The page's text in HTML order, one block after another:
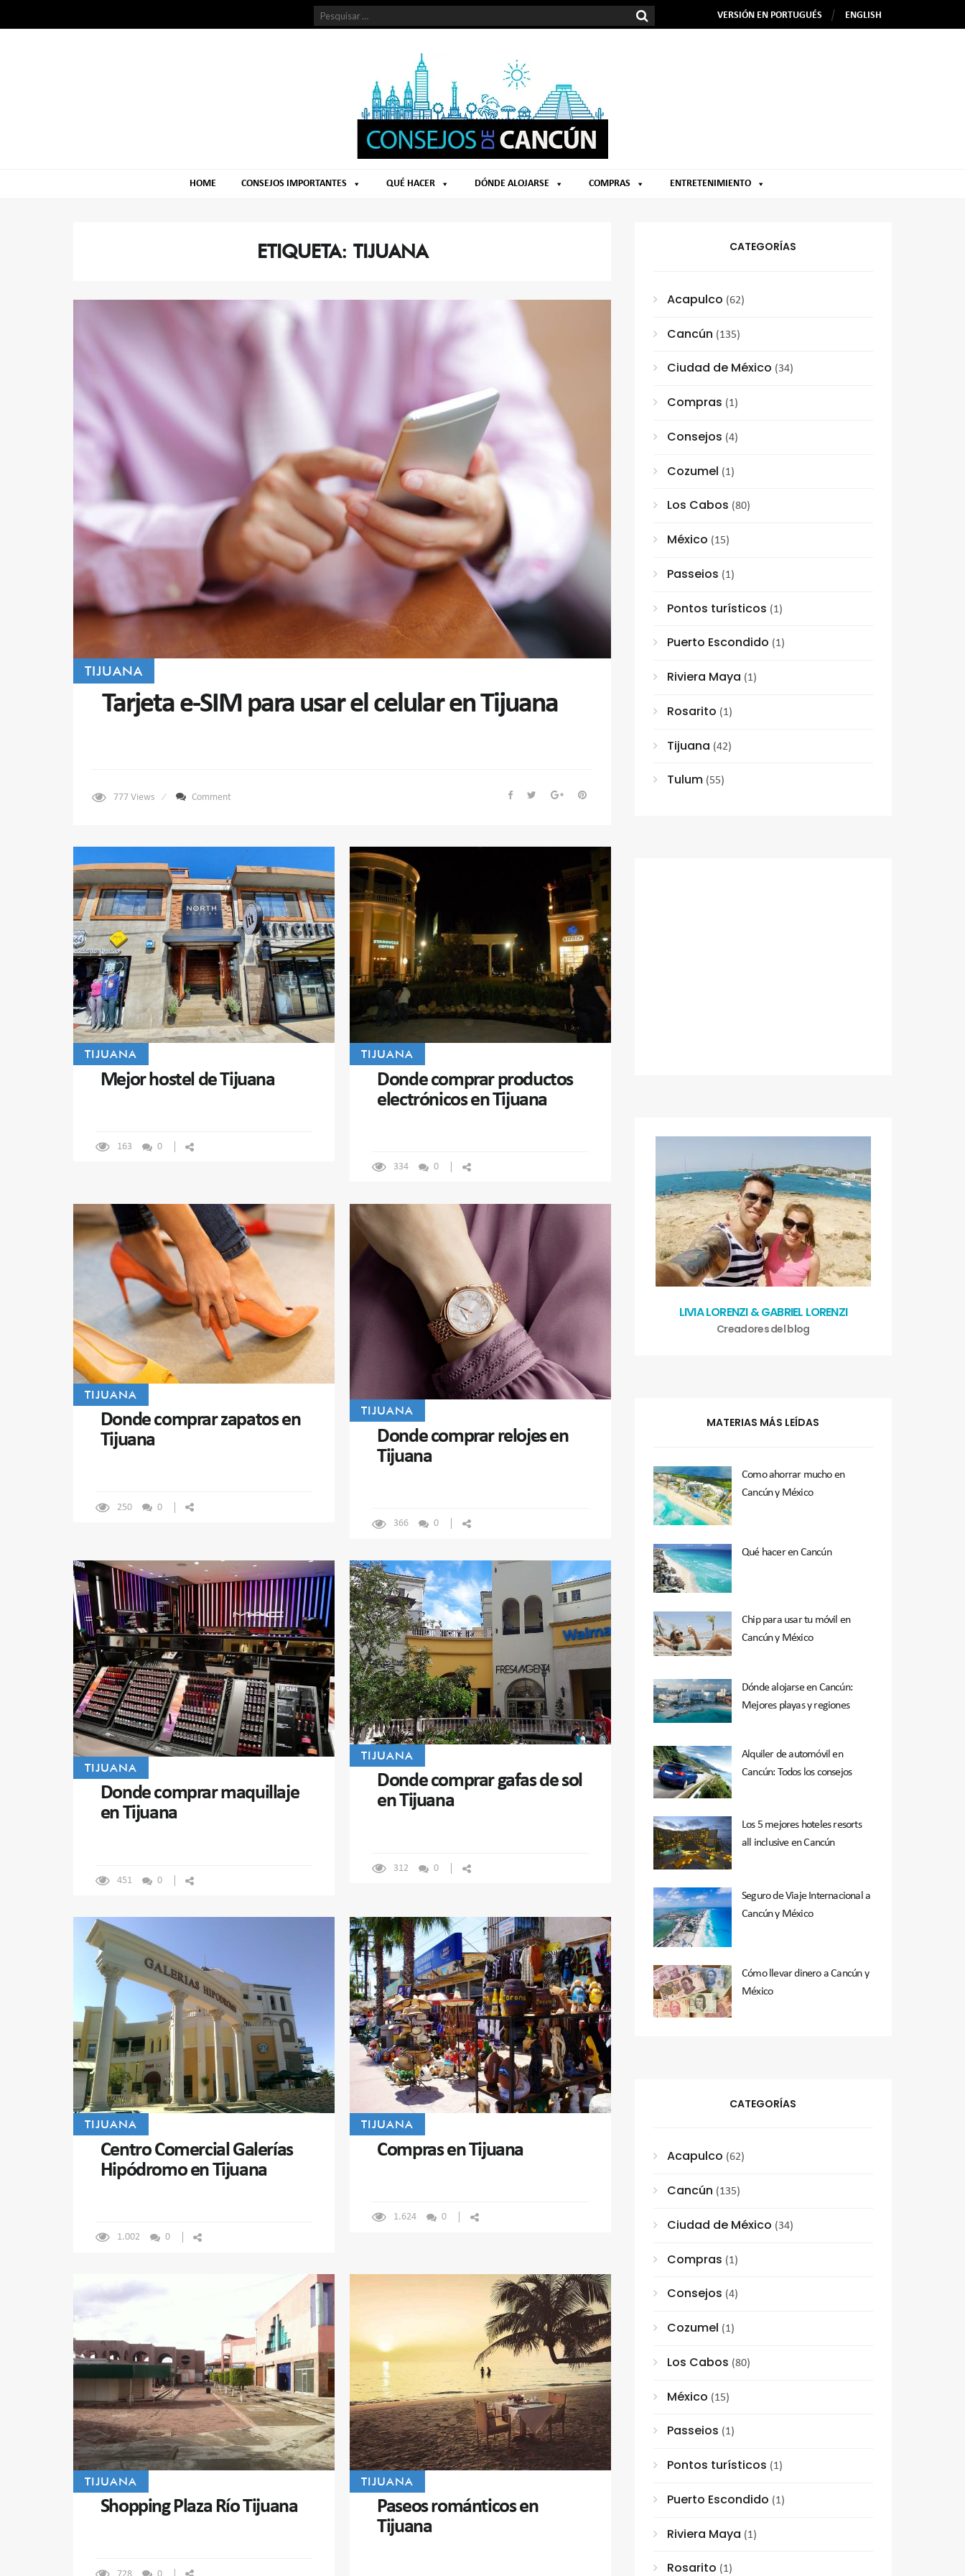
VERSIÓN EN PORTUGUÉS ENGLISH
HOME CONSEJOS IMPORTANTES QUÉ HACER DÓNDE ALOJARSE COMPRAS ENTRETENIMIENTO
ETIQUETA: TIJUANA
TIJUANA
Tarjeta e-SIM para usar el celular en Tijuana
777Views Comment
TIJUANA
Mejor hostel de Tijuana
163 0
TIJUANA
Donde comprar productos
electrónicos en Tijuana
334 0
TIJUANA
Donde comprar zapatos en
Tijuana
250 0
TIJUANA
Donde comprar relojes en
Tijuana
366 0
TIJUANA
Donde comprar maquillaje
en Tijuana
451 0
TIJUANA
Donde comprar gafas de sol
en Tijuana
312 0
TIJUANA
Centro Comercial Galerías
Hipódromo en Tijuana
1.002 0
TIJUANA
Compras en Tijuana
1.624 0
TIJUANA
Shopping Plaza Río Tijuana
TIJUANA
Paseos románticos en
Tijuana
CATEGORÍAS
Acapulco (62)
Cancún (135)
Ciudad de México (34)
Compras (1)
Consejos (4)
Cozumel (1)
Los Cabos (80)
México (15)
Passeios (1)
Pontos turísticos (1)
Puerto Escondido (1)
Riviera Maya (1)
Rosarito (1)
Tijuana (42)
Tulum (55)
LIVIA LORENZI & GABRIEL LORENZI
Creadores del blog
MATERIAS MÁS LEÍDAS
Como ahorrar mucho en
Cancún y México
Qué hacer en Cancún
Chip para usar tu móvil en
Cancún y México
Dónde alojarse en Cancún:
Mejores playas y regiones
Alquiler de automóvil en
Cancún: Todos los consejos
Los 5 mejores hoteles resorts
all inclusive en Cancún
Seguro de Viaje Internacional a
Cancún y México
Cómo llevar dinero a Cancún y
México
CATEGORÍAS
Acapulco (62)
Cancún (135)
Ciudad de México (34)
Compras (1)
Consejos (4)
Cozumel (1)
Los Cabos (80)
México (15)
Passeios (1)
Pontos turísticos (1)
Puerto Escondido (1)
Riviera Maya (1)
Rosarito (1)